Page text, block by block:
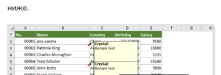
ниже.